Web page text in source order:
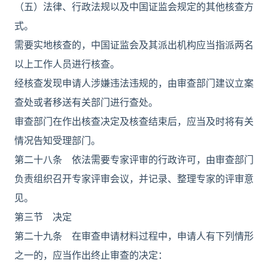
（五）法律、行政法规以及中国证监会规定的其他核查方
式。
需要实地核查的，中国证监会及其派出机构应当指派两名
以上工作人员进行核查。
经核查发现申请人涉嫌违法违规的，由审查部门建议立案
查处或者移送有关部门进行查处。
审查部门在作出核查决定及核查结束后，应当及时将有关
情况告知受理部门。
第二十八条 依法需要专家评审的行政许可，由审查部门
负责组织召开专家评审会议，并记录、整理专家的评审意
见。
第三节 决定
第二十九条 在审查申请材料过程中，申请人有下列情形
之一的，应当作出终止审查的决定：